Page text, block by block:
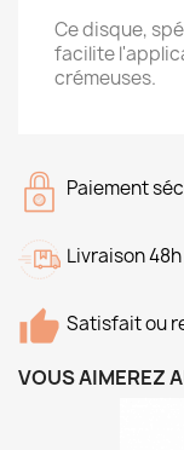
Ce disque,
facilite
crémeuses.
Paiement
Livraison
Satisfait ou
VOUS AIMEREZ